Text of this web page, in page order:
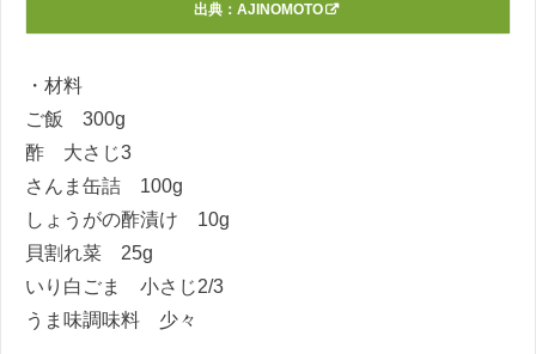
出典： AJINOMOTO
・材料
ご飯 300g
酢 大さじ3
さんま缶詰 100g
しょうがの酢漬け 10g
貝割れ菜 25g
いり白ごま 小さじ2/3
うま味調味料 少々